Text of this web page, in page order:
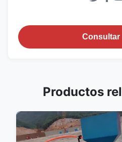
Consultar
Productos